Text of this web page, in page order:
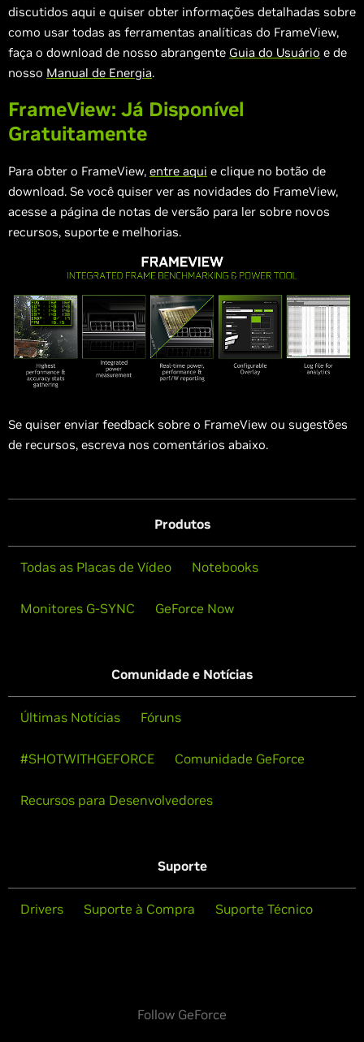
discutidos aqui e quiser obter informações detalhadas sobre
como usar todas as ferramentas analíticas do FrameView,
faça o download de nosso abrangente Guia do Usuário e de
nosso Manual de Energia.
FrameView: Já Disponível
Gratuitamente
Para obter o FrameView, entre aqui e clique no botão de
download. Se você quiser ver as novidades do FrameView,
acesse a página de notas de versão para ler sobre novos
recursos, suporte e melhorias.
Se quiser enviar feedback sobre o FrameView ou sugestões
de recursos, escreva nos comentários abaixo.
Produtos
Todas as Placas de Vídeo Notebooks
Monitores G-SYNC GeForce Now
Comunidade e Notícias
Últimas Notícias Fóruns
#SHOTWITHGEFORCE Comunidade GeForce
Recursos para Desenvolvedores
Suporte
Drivers Suporte à Compra Suporte Técnico
Follow GeForce